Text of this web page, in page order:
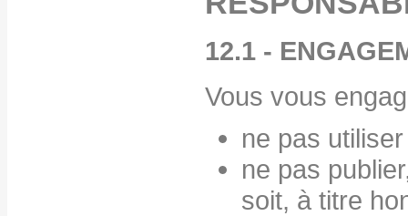
12.1 -
Vous vous
ne pas
ne pas
soit, à titre